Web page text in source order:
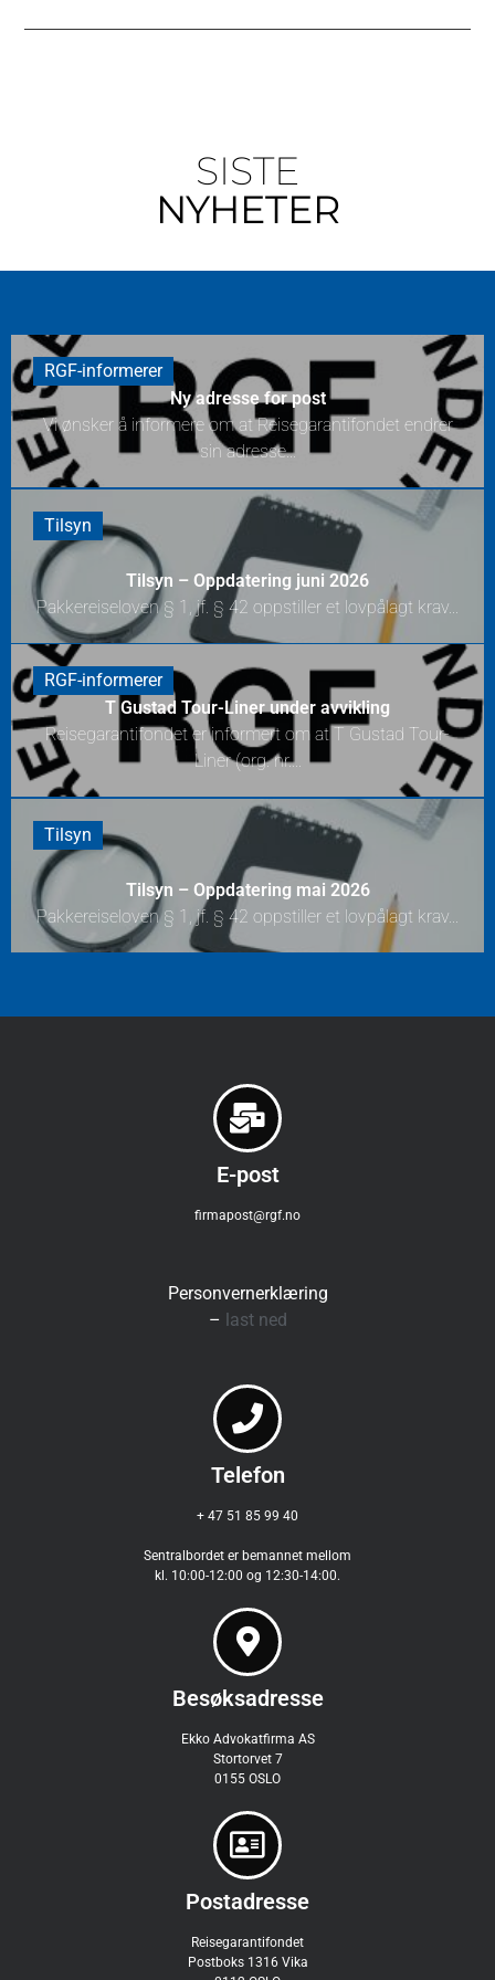
SISTE
NYHETER
RGF-informerer
Ny adresse for post
Vi ønsker å informere om at Reisegarantifondet endrer
sin adresse...
Tilsyn
Tilsyn – Oppdatering juni 2026
Pakkereiseloven § 1, jf. § 42 oppstiller et lovpålagt krav...
RGF-informerer
T Gustad Tour-Liner under avvikling
Reisegarantifondet er informert om at T Gustad Tour-
Liner (org. nr....
Tilsyn
Tilsyn – Oppdatering mai 2026
Pakkereiseloven § 1, jf. § 42 oppstiller et lovpålagt krav...
E-post
firmapost@rgf.no
Personvernerklæring
– last ned
Telefon
+ 47 51 85 99 40
Sentralbordet er bemannet mellom
kl. 10:00-12:00 og 12:30-14:00.
Besøksadresse
Ekko Advokatfirma AS
Stortorvet 7
0155 OSLO
Postadresse
Reisegarantifondet
Postboks 1316 Vika